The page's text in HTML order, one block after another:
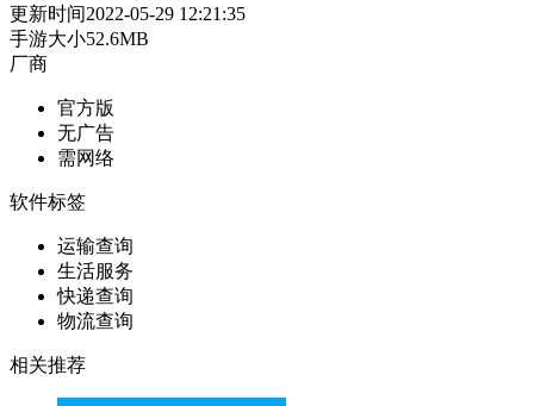
更新时间2022-05-29 12:21:35
手游大小52.6MB
厂商
官方版
无广告
需网络
软件标签
运输查询
生活服务
快递查询
物流查询
相关推荐